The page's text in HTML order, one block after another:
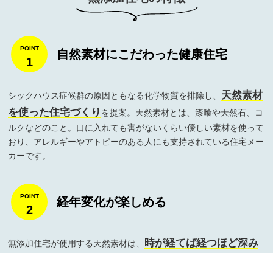
1
自然素材にこだわった健康住宅
シックハウス症候群の原因ともなる化学物質を排除し、 天然素材
を使った住宅づくり を提案。天然素材とは、漆喰や天然石、コ
ルクなどのこと。口に入れても害がないくらい優しい素材を使って
おり、アレルギーやアトピーのある人にも支持されている住宅メー
カーです。
2
経年変化が楽しめる
無添加住宅が使用する天然素材は、 時が経てば経つほど深み